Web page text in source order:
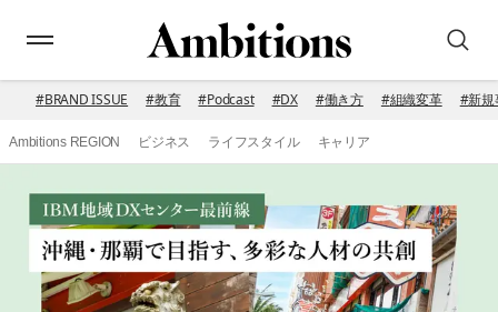
#BRAND ISSUE #教育 #Podcast #DX #働き方 #組織変革 #新規
Ambitions REGION ビジネス ライフスタイル キャリア